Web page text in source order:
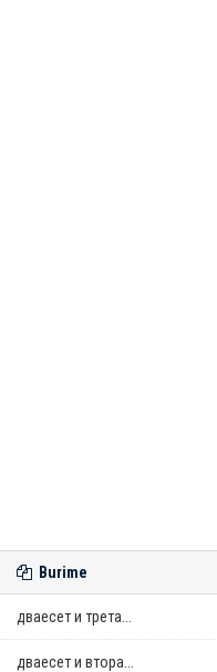
Burime
дваесет и трета...
дваесет и втора...